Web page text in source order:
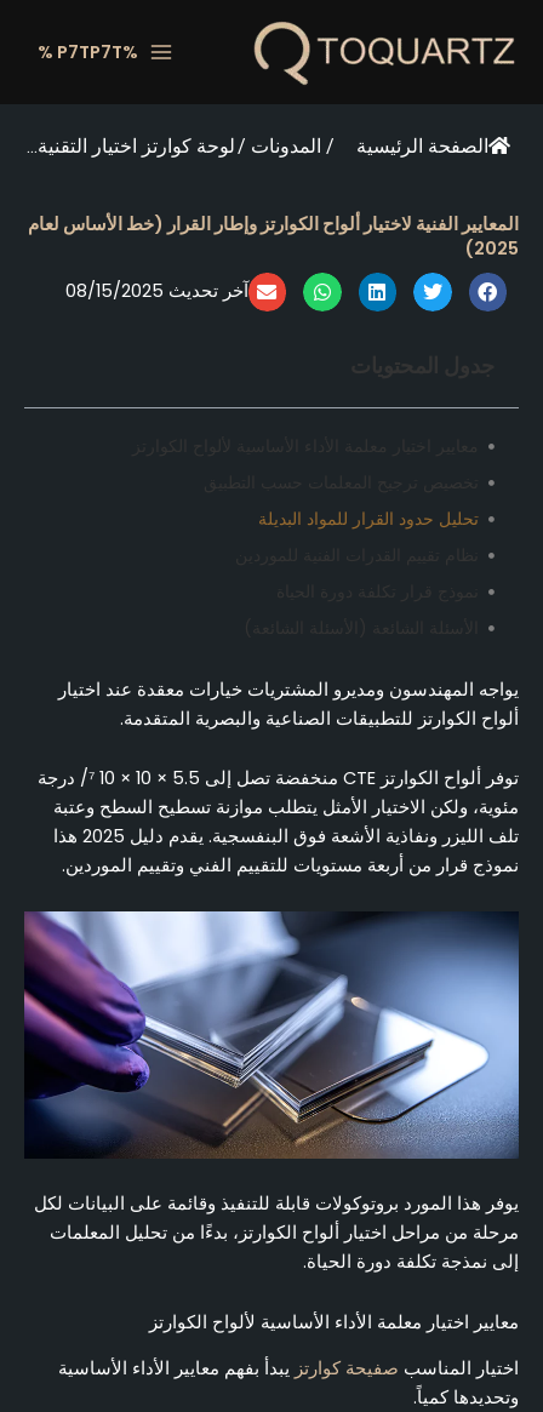
المحتوى
%P7TP7T %
الصفحة الرئيسية / المدونات /لوحة كوارتز اختيار التقنية...
المعايير الفنية لاختيار ألواح الكوارتز وإطار القرار (خط الأساس لعام
2025)
آخر تحديث 08/15/2025
تحليل حدود القرار للمواد البديلة
يواجه المهندسون ومديرو المشتريات خيارات معقدة عند اختيار
ألواح الكوارتز للتطبيقات الصناعية والبصرية المتقدمة.
توفر ألواح الكوارتز CTE منخفضة تصل إلى 5.5 × 10 × 10 ⁷/ درجة
مئوية، ولكن الاختيار الأمثل يتطلب موازنة تسطيح السطح وعتبة
تلف الليزر ونفاذية الأشعة فوق البنفسجية. يقدم دليل 2025 هذا
نموذج قرار من أربعة مستويات للتقييم الفني وتقييم الموردين.
يوفر هذا المورد بروتوكولات قابلة للتنفيذ وقائمة على البيانات لكل
مرحلة من مراحل اختيار ألواح الكوارتز، بدءًا من تحليل المعلمات
إلى نمذجة تكلفة دورة الحياة.
معايير اختيار معلمة الأداء الأساسية لألواح الكوارتز
اختيار المناسب صفيحة كوارتز يبدأ بفهم معايير الأداء الأساسية
وتحديدها كمياً.